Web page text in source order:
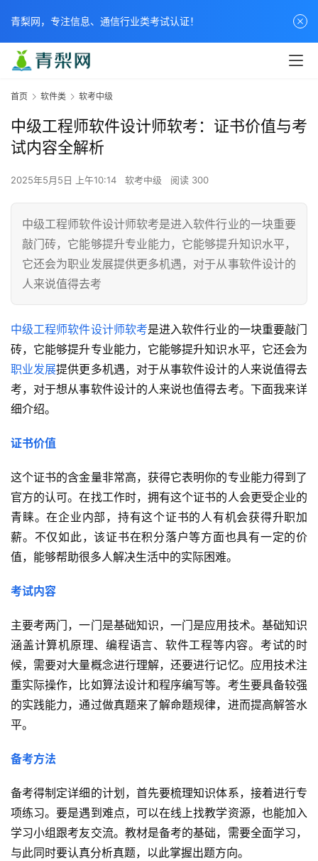
首页 软件类 软考中级
中级工程师软件设计师软考：证书价值与考
试内容全解析
2025年5月5日 上午10:14 软考中级 阅读 300
中级工程师软件设计师软考是进入软件行业的一块重要
敲门砖，它能够提升专业能力，它能够提升知识水平，
它还会为职业发展提供更多机遇，对于从事软件设计的
人来说值得去考
中级工程师软件设计师软考是进入软件行业的一块重要敲门
砖，它能够提升专业能力，它能够提升知识水平，它还会为
职业发展提供更多机遇，对于从事软件设计的人来说值得去
考，对于想从事软件设计的人来说也值得去考。下面我来详
细介绍。
证书价值
这个证书的含金量非常高，获得它表明你的专业能力得到了
官方的认可。在找工作时，拥有这个证书的人会更受企业的
青睐。在企业内部，持有这个证书的人有机会获得升职加
薪。不仅如此，该证书在积分落户等方面也具有一定的价
值，能够帮助很多人解决生活中的实际困难。
考试内容
主要考两门，一门是基础知识，一门是应用技术。基础知识
涵盖计算机原理、编程语言、软件工程等内容。考试的时
候，需要对大量概念进行理解，还要进行记忆。应用技术注
重实际操作，比如算法设计和程序编写等。考生要具备较强
的实践能力，通过做真题来了解命题规律，进而提高解答水
平。
备考方法
备考得制定详细的计划，首先要梳理知识体系，接着进行专
项练习。要是遇到难点，可以在线上找教学资源，也能加入
学习小组跟考友交流。教材是备考的基础，需要全面学习，
与此同时要认真分析真题，以此掌握出题方向。
青梨网，专注信息、通信行业类考试认证！